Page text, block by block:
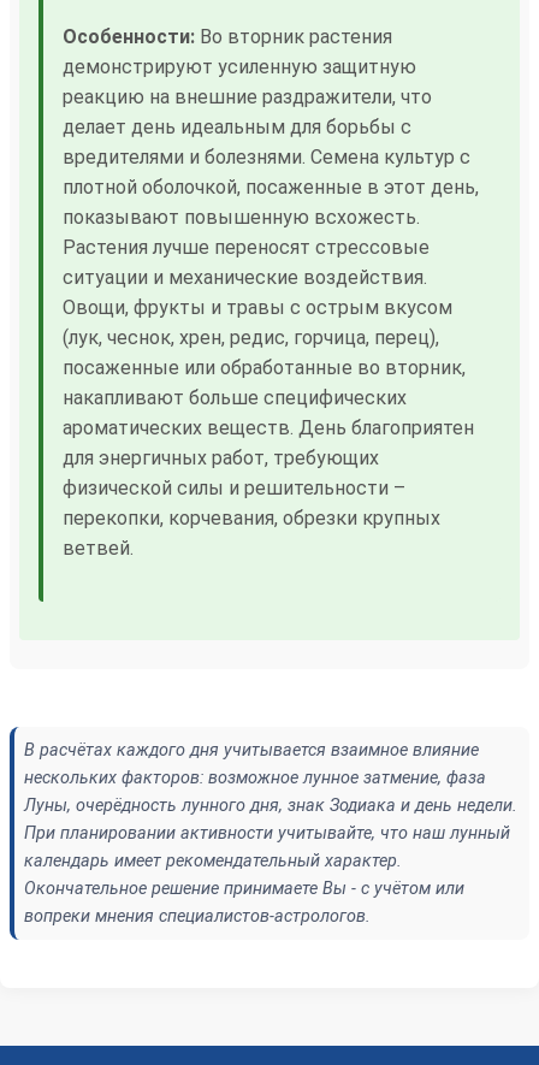
Особенности: Во вторник растения
демонстрируют усиленную защитную
реакцию на внешние раздражители, что
делает день идеальным для борьбы с
вредителями и болезнями. Семена культур с
плотной оболочкой, посаженные в этот день,
показывают повышенную всхожесть.
Растения лучше переносят стрессовые
ситуации и механические воздействия.
Овощи, фрукты и травы с острым вкусом
(лук, чеснок, хрен, редис, горчица, перец),
посаженные или обработанные во вторник,
накапливают больше специфических
ароматических веществ. День благоприятен
для энергичных работ, требующих
физической силы и решительности –
перекопки, корчевания, обрезки крупных
ветвей.
В расчётах каждого дня учитывается взаимное влияние
нескольких факторов: возможное лунное затмение, фаза
Луны, очерёдность лунного дня, знак Зодиака и день недели.
При планировании активности учитывайте, что наш лунный
календарь имеет рекомендательный характер.
Окончательное решение принимаете Вы - с учётом или
вопреки мнения специалистов-астрологов.